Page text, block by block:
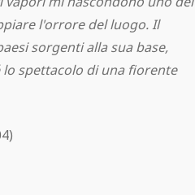
l'orrore del luogo. Il
sorgenti alla sua base,
spettacolo di una fiorente